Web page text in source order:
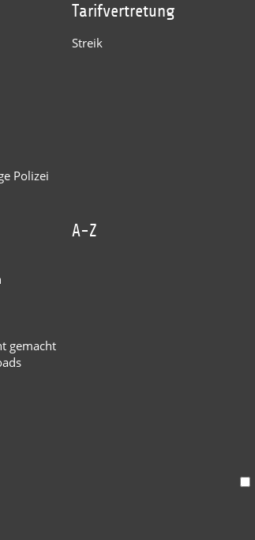
Polizei
Tarifvertretung
Streik
gemacht
A-Z